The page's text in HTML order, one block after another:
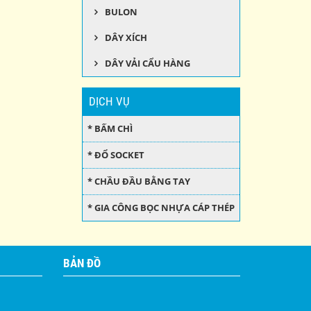
BULON
DÂY XÍCH
DÂY VẢI CẨU HÀNG
DỊCH VỤ
* BẤM CHÌ
* ĐỔ SOCKET
* CHẦU ĐẦU BẰNG TAY
* GIA CÔNG BỌC NHỰA CÁP THÉP
BẢN ĐỒ